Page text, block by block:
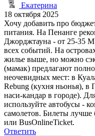
Екатерина
18 октября 2025
Хочу добавить про
питания. На Пенанге
Джорджтауна - от 25-35
всех событий. На
жилье выше, но можно
(мамак) предлагают
неочевидных мест: в
Rebung (кухня ньонья),
наси-кандар в городе).
используйте автобусы -
самолетов. Билеты лучше
или BusOnlineTicket.
Ответить